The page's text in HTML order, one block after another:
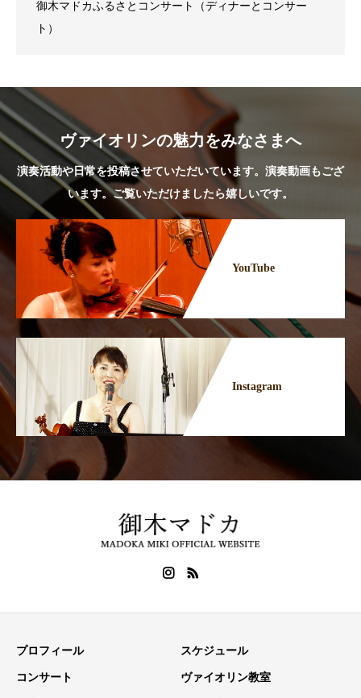
御木マドカふるさとコンサート（ディナーとコンサー
ト）
ヴァイオリンの魅力をみなさまへ
演奏活動や日常を投稿させていただいています。演奏動画もござ
います。ご覧いただけましたら嬉しいです。
YouTube
Instagram
プロフィール スケジュール
コンサート ヴァイオリン教室